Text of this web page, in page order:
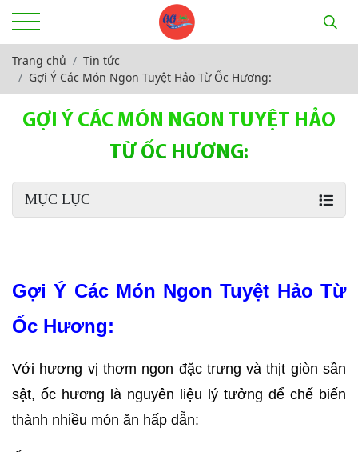
Trang chủ
Tin tức
Gợi Ý Các Món Ngon Tuyệt Hảo Từ Ốc Hương:
GỢI Ý CÁC MÓN NGON TUYỆT HẢO
TỪ ỐC HƯƠNG:
MỤC LỤC
Gợi Ý Các Món Ngon Tuyệt Hảo Từ
Ốc Hương:
Với hương vị thơm ngon đặc trưng và thịt giòn sần
sật, ốc hương là nguyên liệu lý tưởng để chế biến
thành nhiều món ăn hấp dẫn: